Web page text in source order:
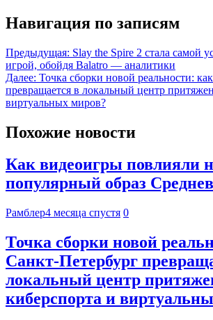
Навигация по записям
Предыдущая: Slay the Spire 2 стала самой
игрой, обойдя Balatro — аналитики
Далее: Точка сборки новой реальности:
превращается в локальный центр
виртуальных миров?
Похожие новости
Как видеоигры повлияли
популярный образ
Рамблер4 месяца спустя 0
Точка сборки новой
Санкт-Петербург
локальный центр
киберспорта и